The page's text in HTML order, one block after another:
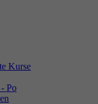
Kurse
Po